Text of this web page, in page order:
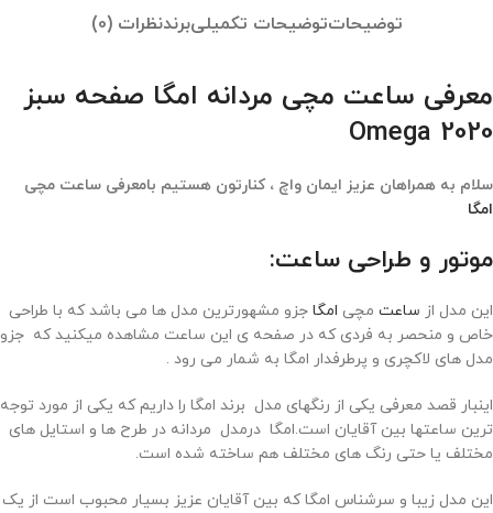
توضیحاتتوضیحات تکمیلیبرندنظرات (0)
معرفی ساعت مچی مردانه امگا صفحه سبز
Omega 2020
سلام به همراهان عزیز ایمان واچ ، کنارتون هستیم بامعرفی ساعت مچی
امگا
موتور و طراحی ساعت:
این مدل از ساعت مچی امگا جزو مشهورترین مدل ها می باشد که با طراحی
خاص و منحصر به فردی که در صفحه ی این ساعت مشاهده میکنید که جزو
مدل های لاکچری و پرطرفدار امگا به شمار می رود .
اینبار قصد معرفی یکی از رنگهای مدل برند امگا را داریم که یکی از مورد توجه
ترین ساعتها بین آقایان است.امگا درمدل مردانه در طرح ها و استایل های
مختلف یا حتی رنگ های مختلف هم ساخته شده است.
این مدل زیبا و سرشناس امگا که بین آقایان عزیز بسیار محبوب است از یک